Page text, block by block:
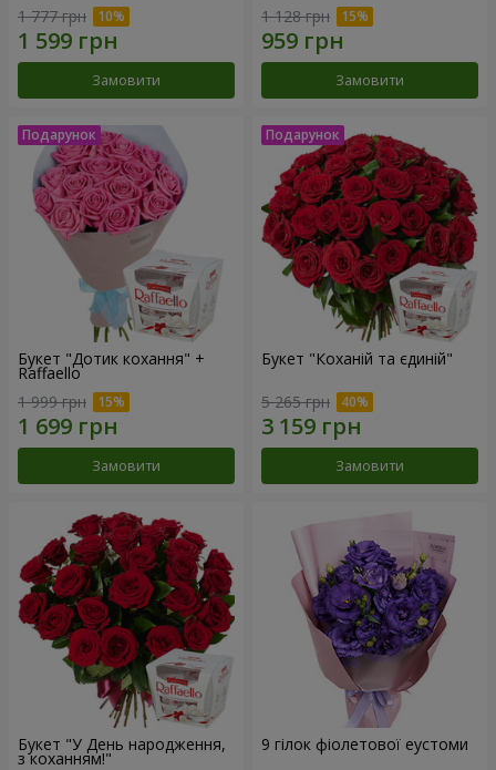
1 777 грн
Замовити
1 128 грн
Замовити
Букет "Дотик кохання" +
Raffaello
1 999 грн
Замовити
Букет "Коханій та єдиній"
5 265 грн
Замовити
Букет "У День народження,
з коханням!"
9 гілок фіолетової еустоми